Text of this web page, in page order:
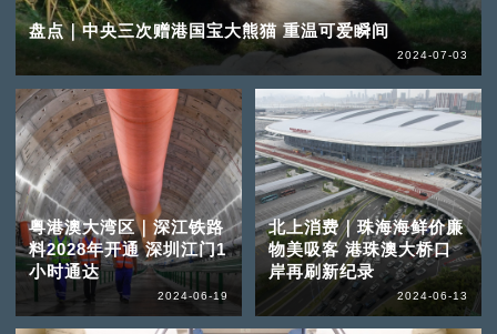
盘点｜中央三次赠港国宝大熊猫 重温可爱瞬间
2024-07-03
粤港澳大湾区｜深江铁路
料2028年开通 深圳江门1
小时通达
2024-06-19
北上消费｜珠海海鲜价廉
物美吸客 港珠澳大桥口
岸再刷新纪录
2024-06-13